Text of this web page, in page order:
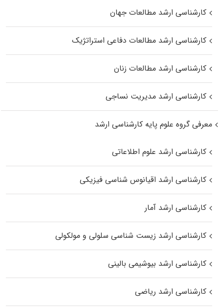
کارشناسی ارشد مطالعات جهان
کارشناسی ارشد مطالعات دفاعی استراتژیک
کارشناسی ارشد مطالعات زنان
کارشناسی ارشد مدیریت نساجی
معرفی گروه علوم پایه کارشناسی ارشد
کارشناسی ارشد علوم اطلاعاتی
کارشناسی ارشد اقیانوس‌ شناسی فیزیکی
کارشناسی ارشد آمار
کارشناسی ارشد زیست شناسی سلولی و مولکولی
کارشناسی ارشد بیوشیمی بالینی
کارشناسی ارشد ریاضی